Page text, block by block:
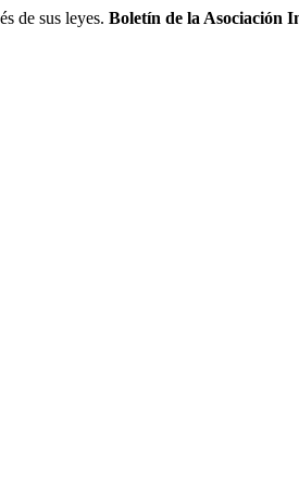
de sus leyes. Boletín de la Asociación